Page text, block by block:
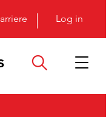
Log in